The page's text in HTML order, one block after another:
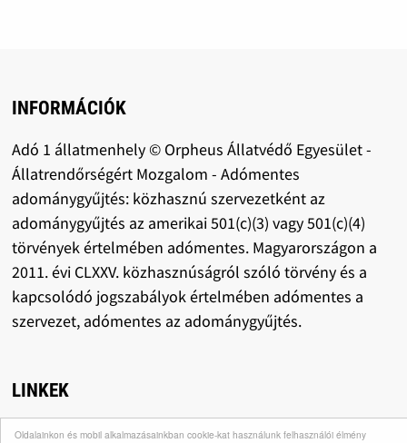
Oldalainkon és mobil alkalmazásainkban cookie-kat használunk felhasználói élmény
INFORMÁCIÓK
Adó 1 állatmenhely © Orpheus Állatvédő Egyesület -
Állatrendőrségért Mozgalom - Adómentes
adománygyűjtés: közhasznú szervezetként az
adománygyűjtés az amerikai 501(c)(3) vagy 501(c)(4)
törvények értelmében adómentes. Magyarországon a
2011. évi CLXXV. közhasznúságról szóló törvény és a
kapcsolódó jogszabályok értelmében adómentes a
szervezet, adómentes az adománygyűjtés.
LINKEK
Orpheus Állatvédő Egyesület